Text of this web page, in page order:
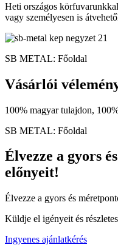
Heti országos
vagy személyesen is
SB METAL: Főoldal
Vásárlói
100% magyar tulajdon,
SB METAL: Főoldal
Élvezze a gyors
előnyeit!
Élvezze a gyors és
Küldje el igényeit és
Ingyenes ajánlatkérés